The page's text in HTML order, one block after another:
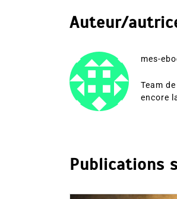
Auteur/
mes-
Team
encore
Publications